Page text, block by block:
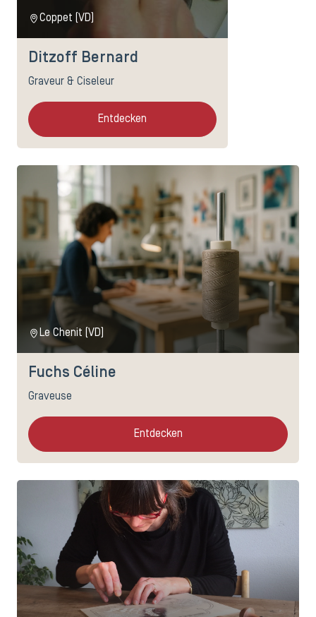
Coppet (VD)
Ditzoff Bernard
Graveur & Ciseleur
Entdecken
Le Chenit (VD)
Fuchs Céline
Graveuse
Entdecken